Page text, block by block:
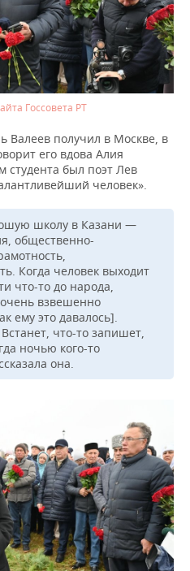
Госсовета РТ
Валеев получил в Москве, в
его вдова Алия
студента был поэт Лев
человек».
школу в Казани —
общественно-
Когда человек выходит
что-то до народа,
взвешенно
ему это давалось].
что-то запишет,
ночью кого-то
она.